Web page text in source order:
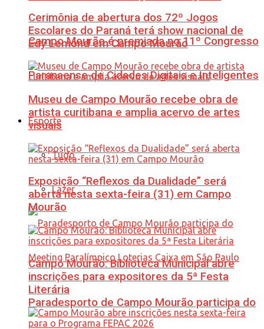
Campo Mourão é premiada no 11º Congresso
Paranaense de Cidades Digitais e Inteligentes
Esporte
Tudo
Lazer
Paradesporto de Campo Mourão participa do
Cerimônia de abertura dos 72º Jogos
Escolares do Paraná terá show nacional de
Edy Lemond em Campo Mourão
Museu de Campo Mourão recebe obra de
artista curitibana e amplia acervo de artes
visuais
Exposição “Reflexos da Dualidade” será
aberta nesta sexta-feira (31) em Campo
Mourão
Campo Mourão: Biblioteca Municipal abre
inscrições para expositores da 5ª Festa
Literária